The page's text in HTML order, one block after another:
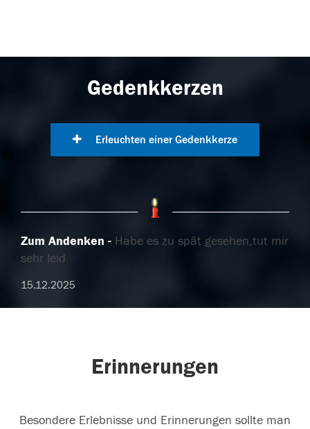
Gedenkkerzen
Erleuchten einer Gedenkkerze
Zum Andenken
Habe es zu spät gesehen,tut mir
sehr leid
15.12.2025
Erinnerungen
Besondere Erlebnisse und Erinnerungen sollte man